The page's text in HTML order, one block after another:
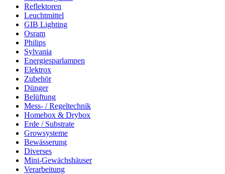
Reflektoren
Leuchtmittel
GIB Lighting
Osram
Philips
Sylvania
Energiesparlampen
Elektrox
Zubehör
Dünger
Belüftung
Mess- / Regeltechnik
Homebox & Drybox
Erde / Substrate
Growsysteme
Bewässerung
Diverses
Mini-Gewächshäuser
Verarbeitung